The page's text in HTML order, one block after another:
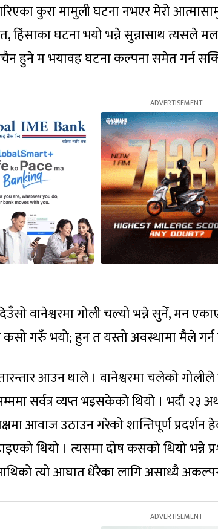
कुरा मामुली घटना नभएर मेरो आत्मासामु
हिंसाका घटना भयो भन्ने सुन्नासाथ त्यसले
हुने म भयावह घटना कल्पना समेत गर्न
वानेश्वरमा गोली चल्यो भन्ने सुनेँ, मन
गरुँ भयो; हुन त यस्तो अवस्थामा मैले गर्न
आउन थाले । वानेश्वरमा चलेको
सर्वत्र व्यप्त भइसकेको थियो । भदौ २३
आवाज उठाउन गरेको शान्तिपूर्ण प्रदर्शन
थियो । त्यसमा दोष कसको थियो भन्ने
त्यो आघात धेरैका लागि असाध्यै